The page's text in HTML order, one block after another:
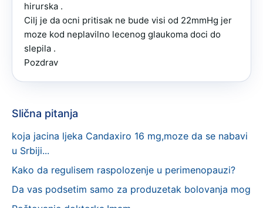
hirurska .
Cilj je da ocni pritisak ne bude visi od 22mmHg jer
moze kod neplavilno lecenog glaukoma doci do
slepila .
Pozdrav
Slična pitanja
koja jacina ljeka Candaxiro 16 mg,moze da se nabavi
u Srbiji...
Kako da regulisem raspolozenje u perimenopauzi?
Da vas podsetim samo za produzetak bolovanja mog